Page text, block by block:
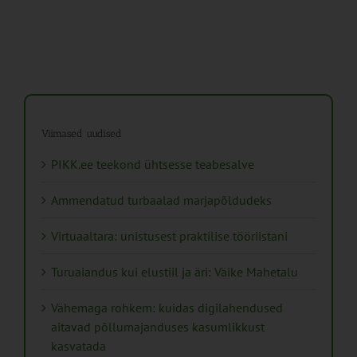
Viimased uudised
PIKK.ee teekond ühtsesse teabesalve
Ammendatud turbaalad marjapõldudeks
Virtuaaltara: unistusest praktilise tööriistani
Turuaiandus kui elustiil ja äri: Väike Mahetalu
Vähemaga rohkem: kuidas digilahendused
aitavad põllumajanduses kasumlikkust
kasvatada